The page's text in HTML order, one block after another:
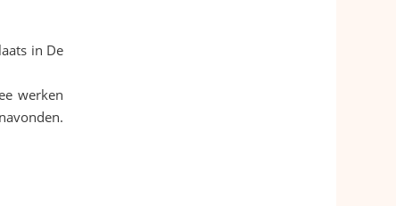
in De
werken